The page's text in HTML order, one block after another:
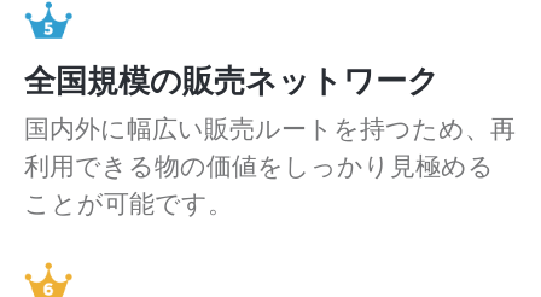
全国規模の販売ネットワーク
国内外に幅広い販売ルートを持つため、再
利用できる物の価値をしっかり見極める
ことが可能です。